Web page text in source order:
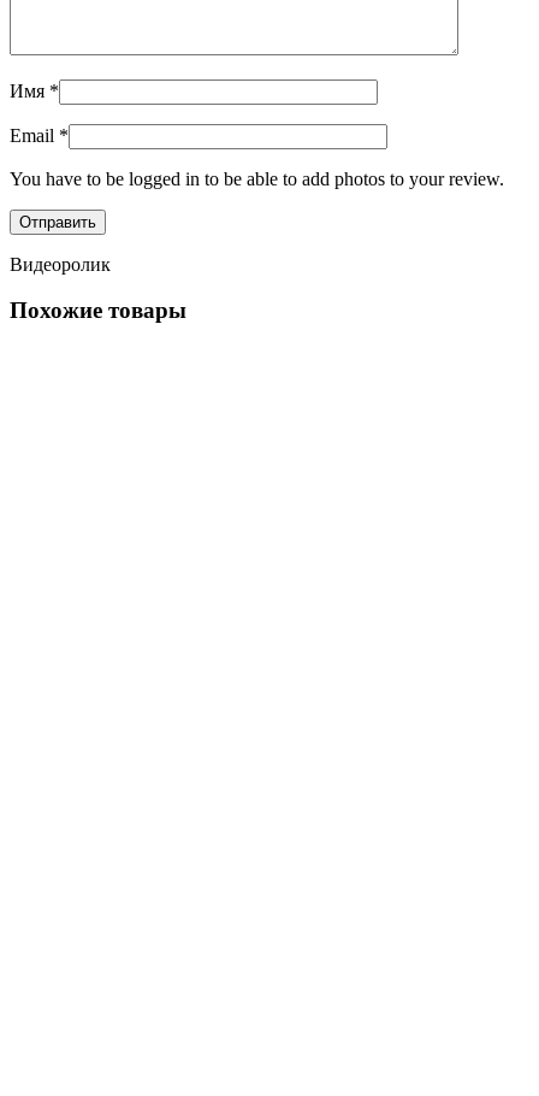
Имя *
Email *
You have to be logged in to be able to add photos to your review.
Видеоролик
Похожие товары